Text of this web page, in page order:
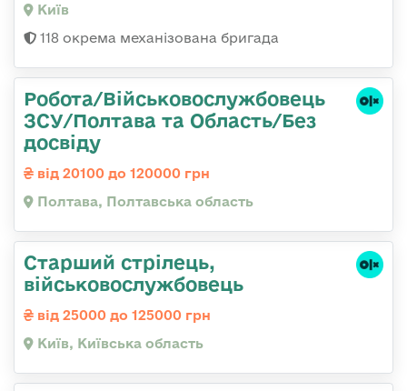
Київ
118 окрема механізована бригада
Робота/Військовослужбовець
ЗСУ/Полтава та Область/Без
досвіду
від 20100 до 120000 грн
Полтава, Полтавська область
Старший стрілець,
військовослужбовець
від 25000 до 125000 грн
Київ, Київська область